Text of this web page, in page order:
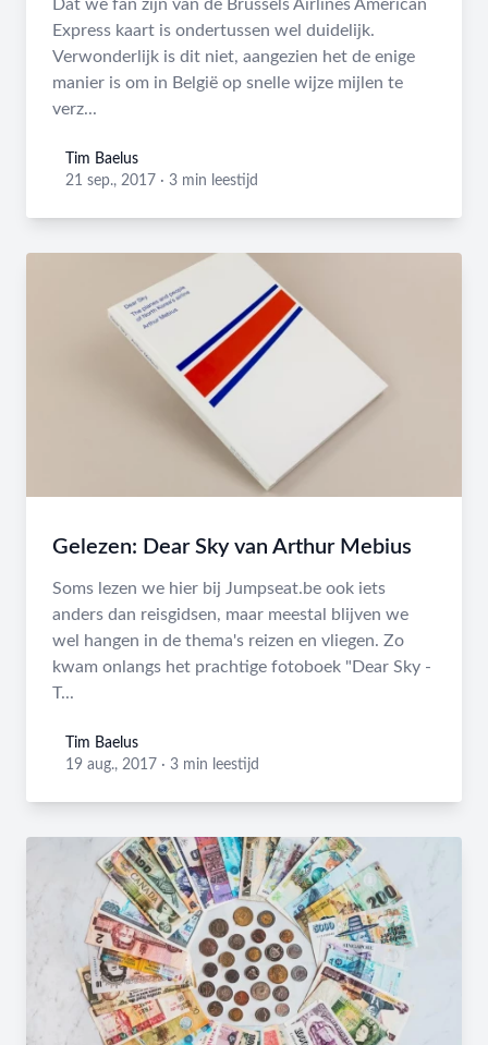
Dat we fan zijn van de Brussels Airlines American
Express kaart is ondertussen wel duidelijk.
Verwonderlijk is dit niet, aangezien het de enige
manier is om in België op snelle wijze mijlen te
verz...
Tim Baelus
Tim Baelus
21 sep., 2017 · 3 min leestijd
Gelezen: Dear Sky van Arthur Mebius
Soms lezen we hier bij Jumpseat.be ook iets
anders dan reisgidsen, maar meestal blijven we
wel hangen in de thema's reizen en vliegen. Zo
kwam onlangs het prachtige fotoboek "Dear Sky -
T...
Tim Baelus
Tim Baelus
19 aug., 2017 · 3 min leestijd